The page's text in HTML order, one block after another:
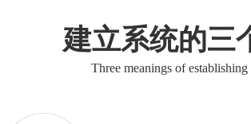
建立系统的三
Three meanings of establishing